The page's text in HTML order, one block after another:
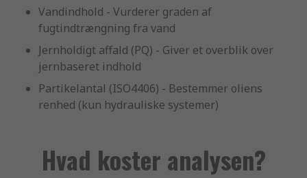
Vandindhold - Vurderer graden af
fugtindtrængning fra vand
Jernholdigt affald (PQ) - Giver et overblik over
jernbaseret indhold
Partikelantal (ISO4406) - Bestemmer oliens
renhed (kun hydrauliske systemer)
Hvad koster analysen?